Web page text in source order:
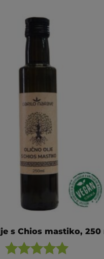
s Chios mastiko, 250